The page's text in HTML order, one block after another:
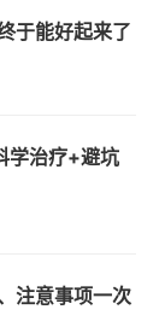
于能好起来了
学治疗+避坑
注意事项一次